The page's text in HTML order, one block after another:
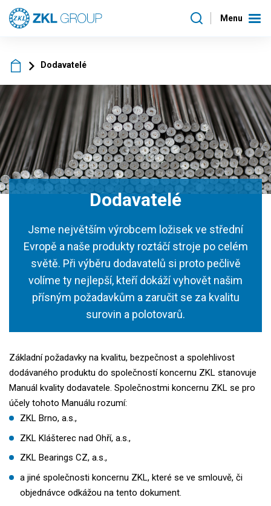
Menu
Dodavatelé
Dodavatelé
Jsme největším výrobcem ložisek ve střední
Evropě a naše produkty roztáčí stroje po celém
světě. Při výběru dodavatelů si proto pečlivě
volíme ty nejlepší, kteří dokáží vyhovět našim
přísným požadavkům a zaručit se za kvalitu
surovin a polotovarů.
Základní požadavky na kvalitu, bezpečnost a spolehlivost
dodávaného produktu do společností koncernu ZKL stanovuje
Manuál kvality dodavatele. Společnostmi koncernu ZKL se pro
účely tohoto Manuálu rozumí:
ZKL Brno, a.s.,
ZKL Klášterec nad Ohří, a.s.,
ZKL Bearings CZ, a.s.,
a jiné společnosti koncernu ZKL, které se ve smlouvě, či
objednávce odkážou na tento dokument.